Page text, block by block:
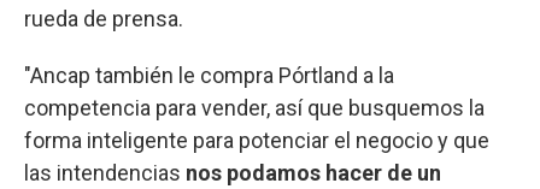
rueda de prensa.
"Ancap también le compra Pórtland a la
competencia para vender, así que busquemos la
forma inteligente para potenciar el negocio y que
las intendencias nos podamos hacer de un